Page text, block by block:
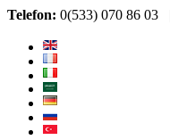
Telefon: 0(533) 070 86 03